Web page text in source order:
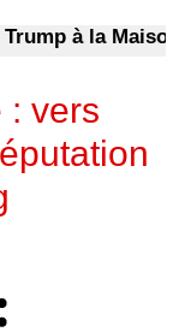
Blanche
: vers